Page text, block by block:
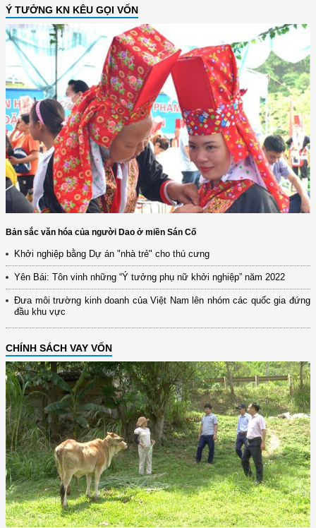
Ý TƯỞNG KN KÊU GỌI VỐN
Bản sắc văn hóa của người Dao ở miền Sán Cố
Khởi nghiệp bằng Dự án "nhà trẻ" cho thú cưng
Yên Bái: Tôn vinh những “Ý tưởng phụ nữ khởi nghiệp” năm 2022
Đưa môi trường kinh doanh của Việt Nam lên nhóm các quốc gia đứng
đầu khu vực
CHÍNH SÁCH VAY VỐN